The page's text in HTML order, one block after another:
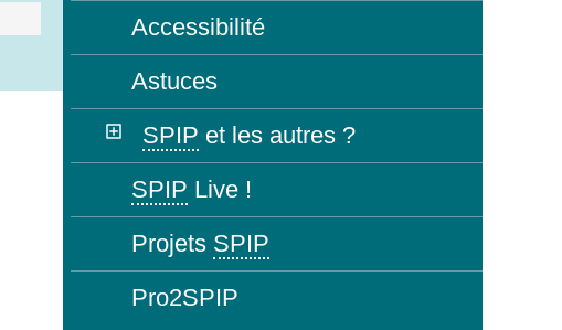
Accessibilité
Astuces
SPIP et les autres ?
SPIP Live !
Projets SPIP
Pro2SPIP